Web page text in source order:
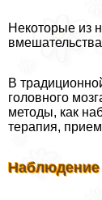
Некоторые из
В
головного
методы, как
терапия,
Наблюдение